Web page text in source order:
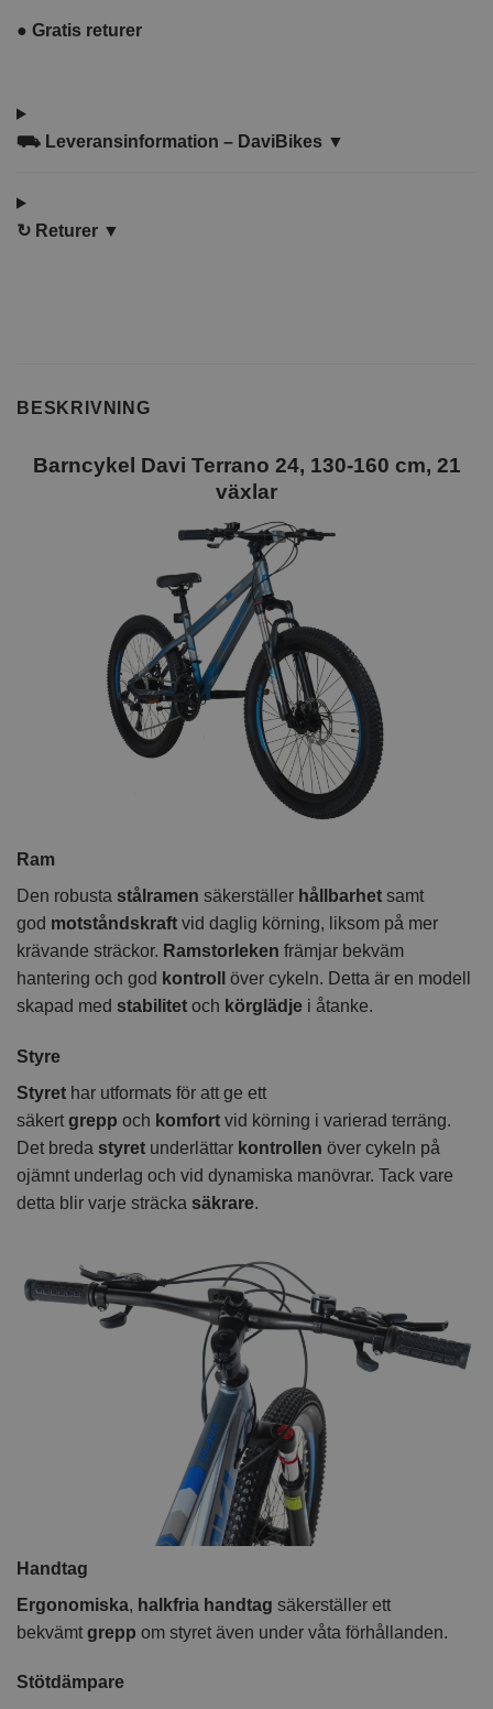
● Gratis returer
⛟ Leveransinformation – DaviBikes ▼
↻ Returer ▼
BESKRIVNING
Barncykel Davi Terrano 24, 130-160 cm, 21
växlar
Ram
Den robusta stålramen säkerställer hållbarhet samt
god motståndskraft vid daglig körning, liksom på mer
krävande sträckor. Ramstorleken främjar bekväm
hantering och god kontroll
över cykeln. Detta är en modell
skapad med stabilitet och körglädje i åtanke.
Styre
Styret har utformats för att ge ett
säkert grepp och komfort vid körning i varierad terräng.
Det breda styret underlättar kontrollen över cykeln på
ojämnt underlag och vid dynamiska manövrar. Tack vare
detta blir varje sträcka säkrare.
Handtag
Ergonomiska, halkfria handtag säkerställer ett
bekvämt grepp om styret även under våta förhållanden.
Stötdämpare